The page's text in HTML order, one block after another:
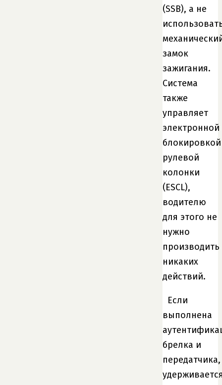
(SSB), а не
замок
зажигания.
Система
также
управляет
электронной
блокировкой
рулевой
колонки
(ESCL),
водителю
для этого не
нужно
производить
никаких
действий.
Если
выполнена
брелка и
передатчика,